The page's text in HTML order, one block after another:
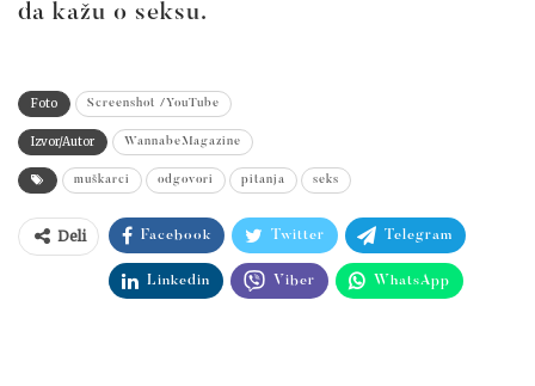
da kažu o seksu.
Foto Screenshot /YouTube
Izvor/Autor WannabeMagazine
muškarci odgovori pitanja seks
Deli Facebook Twitter Telegram
Linkedin Viber WhatsApp